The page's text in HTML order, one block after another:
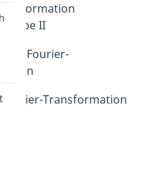
II
Fourier-
Fourier-Transformation